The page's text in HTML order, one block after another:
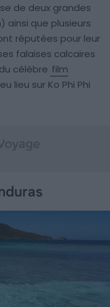
de deux grandes
ainsi que plusieurs
réputées pour leur
falaises calcaires
célèbre film
lieu sur Ko Phi Phi